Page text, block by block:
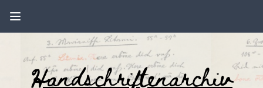
Handschriftenarchiv